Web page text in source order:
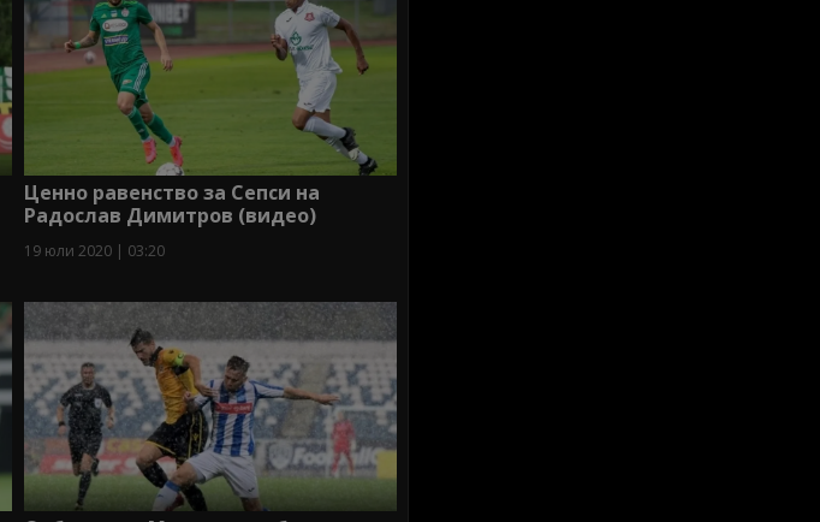
Ценно равенство за Сепси на
Радослав Димитров (видео)
19 юли 2020 | 03:20